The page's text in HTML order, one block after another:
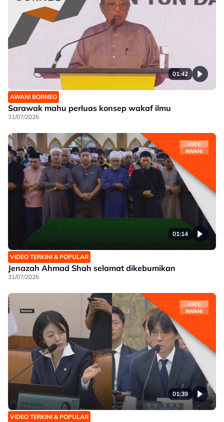
01:42
AWANI BORNEO
Sarawak mahu perluas konsep wakaf ilmu
31/07/2026
01:14
VIDEO TERKINI & POPULAR
Jenazah Ahmad Shah selamat dikebumikan
31/07/2026
01:39
VIDEO TERKINI & POPULAR